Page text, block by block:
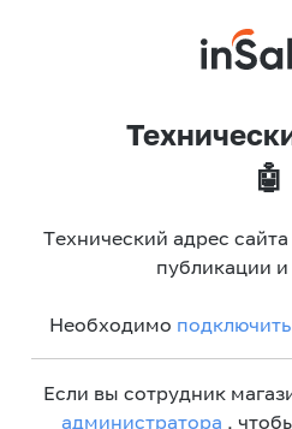
🤖
Технический адрес
публикации
Необходимо
Если вы сотрудник
администратора ,